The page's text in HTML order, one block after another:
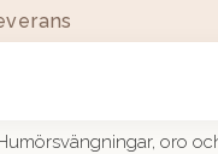
oro